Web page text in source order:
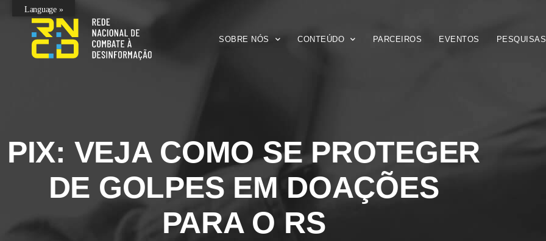
SOBRE NÓS CONTEÚDO PARCEIROS EVENTOS PESQUISAS
PIX: VEJA COMO SE PROTEGER
DE GOLPES EM DOAÇÕES
PARA O RS
Language »